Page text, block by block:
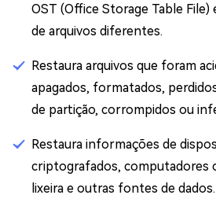
OST (Office Storage Table File)
de arquivos diferentes.
Restaura arquivos que foram
apagados, formatados,
de partição, corrompidos ou
Restaura informações de
criptografados, computadores
lixeira e outras fontes de dados.